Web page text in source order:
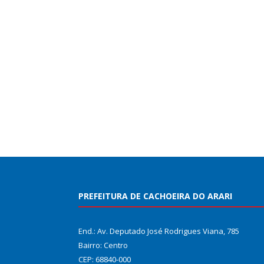
PREFEITURA DE CACHOEIRA DO ARARI
End.: Av. Deputado José Rodrigues Viana, 785
Bairro: Centro
CEP: 68840-000